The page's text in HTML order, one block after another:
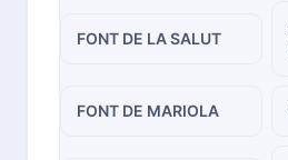
FONT DE LA SALUT
FONT DE MARIOLA